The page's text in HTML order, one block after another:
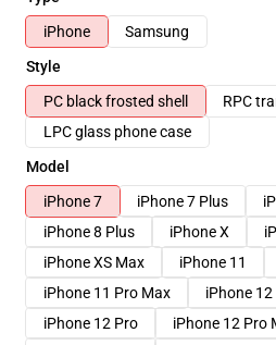
iPhone
Samsung
Style
PC black frosted shell
RPC
LPC glass phone case
Model
iPhone 7
iPhone 7 Plus
iPhone 8 Plus
iPhone X
iPhone XS Max
iPhone 11
iPhone 11 Pro Max
iPhone 12
iPhone 12 Pro
iPhone 12 Pro